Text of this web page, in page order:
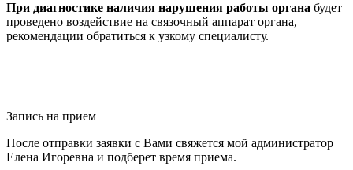
При диагностике наличия нарушения работы органа будет
проведено воздействие на связочный аппарат органа,
рекомендации обратиться к узкому специалисту.
Запись на прием
После отправки заявки с Вами свяжется мой администратор
Елена Игоревна и подберет время приема.